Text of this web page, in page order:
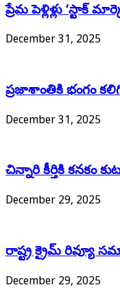
ప్రేమ పెళ్లిళ్లు ‘స్టాక్
December 31, 2025
ప్రజాశాంతికి భంగం
December 31, 2025
చిన్నారి కీర్తికి కనకం
December 29, 2025
రాష్ట్ర క్రైమ్ రివ్యూ
December 29, 2025